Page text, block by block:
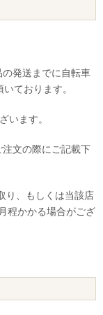
発送までに自転車
ております。
います。
文の際にご記載下
り、もしくは当該店
程かかる場合がござ